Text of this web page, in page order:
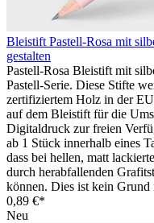
Bleistift Pastell-Rosa mit
gestalten
Pastell-Rosa Bleistift mit
Pastell-Serie. Diese Stifte
zertifiziertem Holz in der
auf dem Bleistift für die
Digitaldruck zur freien
ab 1 Stück innerhalb eines
dass bei hellen, matt
durch herabfallenden
können. Dies ist kein Grund
0,89 €*
Neu